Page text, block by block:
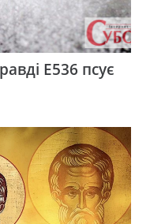
Е536 псує